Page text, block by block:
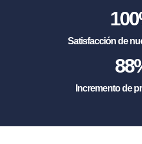
100
Satisfacción de
88
Incremento de